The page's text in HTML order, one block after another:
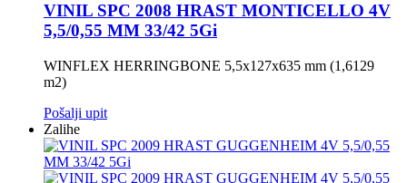
VINIL SPC 2008 HRAST MONTICELLO 4V
5,5/0,55 MM 33/42 5Gi
WINFLEX HERRINGBONE 5,5x127x635 mm (1,6129
m2)
Pošalji upit
Zalihe